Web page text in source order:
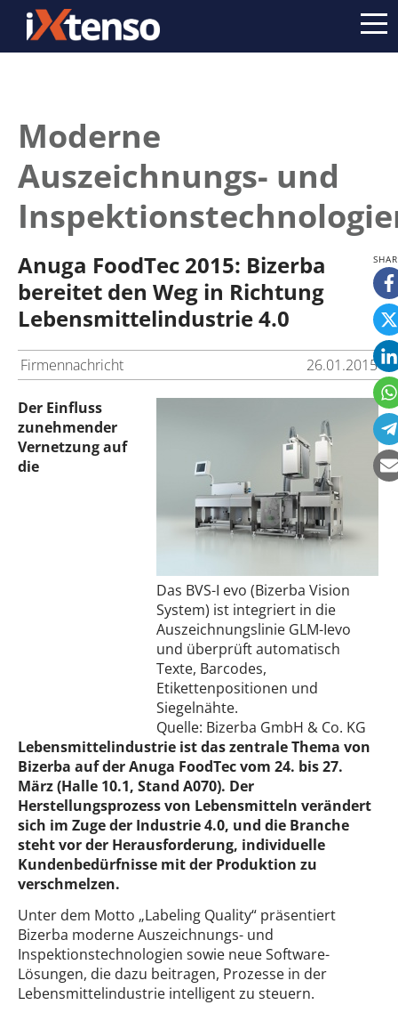
Moderne
Auszeichnungs- und
Anuga FoodTec 2015: Bizerba
bereitet den Weg in Richtung
Lebensmittelindustrie 4.0
Firmennachricht 26.01.2015
Das BVS-I evo (Bizerba Vision
System) ist integriert in die
Auszeichnungslinie GLM-Ievo
und überprüft automatisch
Texte, Barcodes,
Etikettenpositionen und
Siegelnähte.
Quelle: Bizerba GmbH & Co. KG
Der Einfluss
zunehmender
Vernetzung auf
die
Lebensmittelindustrie ist das zentrale Thema von
Bizerba auf der Anuga FoodTec vom 24. bis 27.
März (Halle 10.1, Stand A070). Der
Herstellungsprozess von Lebensmitteln verändert
sich im Zuge der Industrie 4.0, und die Branche
steht vor der Herausforderung, individuelle
Kundenbedürfnisse mit der Produktion zu
verschmelzen.
Unter dem Motto „Labeling Quality“ präsentiert
Bizerba moderne Auszeichnungs- und
Inspektionstechnologien sowie neue Software-
Lösungen, die dazu beitragen, Prozesse in der
Lebensmittelindustrie intelligent zu steuern.